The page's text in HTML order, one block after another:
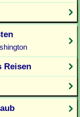
Reisen